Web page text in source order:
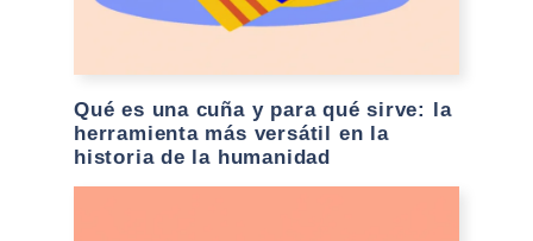
Qué es una cuña y para qué sirve: la
herramienta más versátil en la
historia de la humanidad